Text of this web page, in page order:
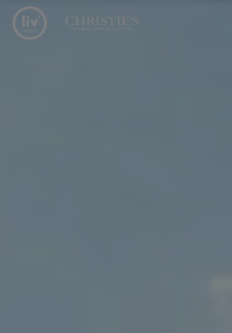
Menu overslaan en naar de inhoud gaan